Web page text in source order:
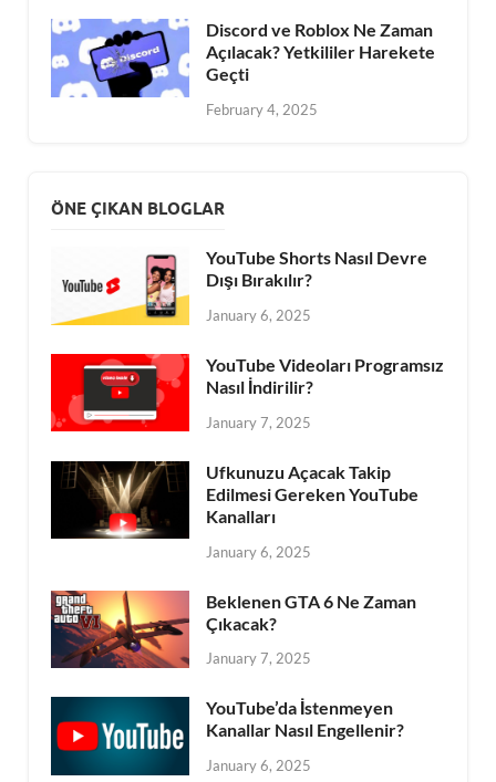
Discord ve Roblox Ne Zaman
Açılacak? Yetkililer Harekete
Geçti
February 4, 2025
ÖNE ÇIKAN BLOGLAR
YouTube Shorts Nasıl Devre
Dışı Bırakılır?
January 6, 2025
YouTube Videoları Programsız
Nasıl İndirilir?
January 7, 2025
Ufkunuzu Açacak Takip
Edilmesi Gereken YouTube
Kanalları
January 6, 2025
Beklenen GTA 6 Ne Zaman
Çıkacak?
January 7, 2025
YouTube’da İstenmeyen
Kanallar Nasıl Engellenir?
January 6, 2025